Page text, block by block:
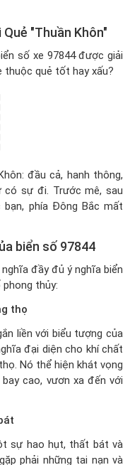
"Thuần Khôn"
số xe 97844 được giải
thuộc quẻ tốt hay xấu?
đầu cả, hanh thông,
có sự đi. Trước mê, sau
phía Đông Bắc mất
biển số 97844
đầy đủ ý nghĩa biển
thủy:
thọ
liền với biểu tượng của
đại diện cho khí chất
Nó thể hiện khát vọng
cao, vươn xa đến với
sự hao hụt, thất bát và
phải những tai nạn và